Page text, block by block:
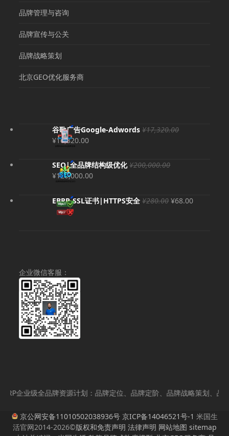
品牌管理与咨询
品牌宣传与公关
品牌战略策划
北京GEO优化服务商
谷歌广告Google-Adwords ¥17,320.00
原
为：
¥17,320.00。
¥16,320.00当
价
格
SEO|全品牌结构级优化 ¥200,000.00
原
为：
¥200,000.00。
¥120,000.00当
价
格
EBRP-SSL证书|HTTPS安全 ¥280.00 原
¥68.00当
企业微信客服：
企业级全品牌资源计划：品牌定位、品牌定阶、品牌战略策划、品牌
京公网安备11010502038936号 京ICP备14046521号-1 米国生
活官网2014-2026©版权和免责声明 法律声明 网站地图 sitemap